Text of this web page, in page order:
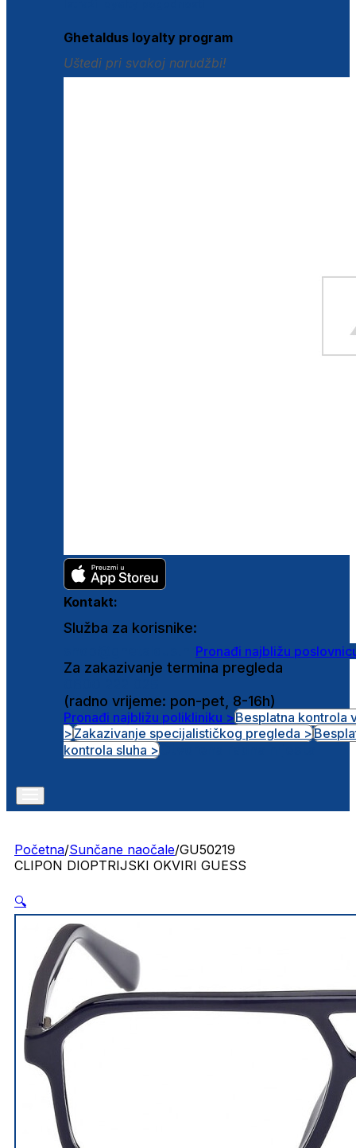
Ghetaldus loyalty program
Uštedi pri svakoj narudžbi!
Kontakt:
Služba za korisnike:
Pronađi najbližu
Za zakazivanje termina pregleda
(radno vrijeme: pon-pet, 8-16h)
Pronađi najbližu polikliniku >Besplatna kontrola
>Zakazivanje specijalističkog pregleda >
kontrola sluha >
Početna/Sunčane naočale/GU50219
CLIPON DIOPTRIJSKI OKVIRI GUESS
🔍